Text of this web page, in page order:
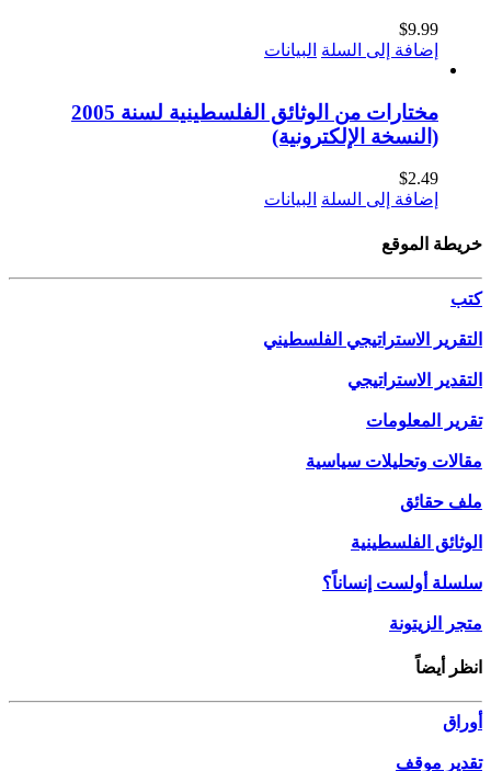
$9.99
إضافة إلى السلة البيانات
مختارات من الوثائق الفلسطينية لسنة 2005
(النسخة الإلكترونية)
$2.49
إضافة إلى السلة البيانات
خريطة الموقع
كتب
التقرير الاستراتيجي الفلسطيني
التقدير الاستراتيجي
تقرير المعلومات
مقالات وتحليلات سياسية
ملف حقائق
الوثائق الفلسطينية
سلسلة أولست إنساناً؟
متجر الزيتونة
انظر أيضاً
أوراق
تقدير موقف